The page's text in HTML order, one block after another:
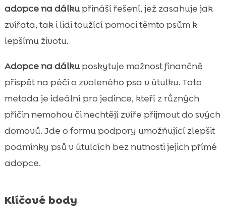
 Proces adopce psa na dálku
 Jak vybrat správného psa k adopci na
dálku
 Psychologické výhody adopce na dálku
 Adopce na dálku a vzdělávací aktivity
 Příběhy úspěšné adopce na dálku
 Význam pravidelné finanční podpory

Jak CricksyDog krmivo pomáhá při adopci
na dálku
Jak útulek komunikuje s dárci
 Rady pro ty, kdo uvažují o adopci na dálku
adopce na dálkupřináší řešení, jež zasahuje jak
zvířata, tak i lidi toužící pomoci těmto psům k
lepšímu životu.
Adopce na dálkuposkytuje možnost finančně
přispět na péči o zvoleného psa v útulku. Tato
metoda je ideální pro jedince, kteří z různých
příčin nemohou či nechtějí zvíře přijmout do svých
domovů. Jde o formu podpory umožňující zlepšit
podmínky psů v útulcích bez nutnosti jejich přímé
adopce.
Klíčové body